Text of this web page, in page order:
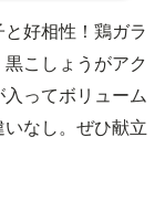
好相性！鶏ガラ
こしょうがアク
ってボリューム
なし。ぜひ献立